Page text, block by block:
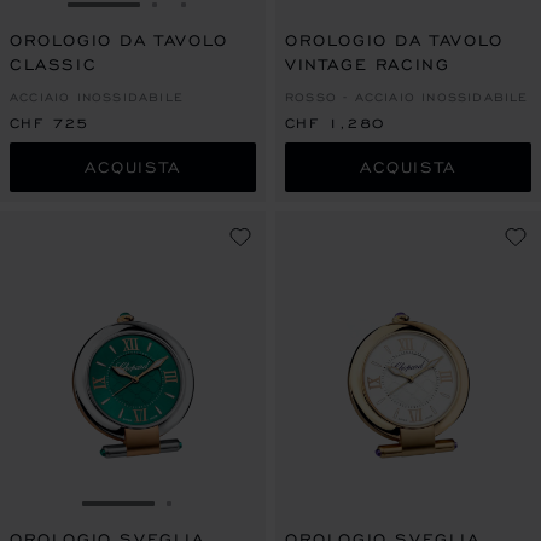
VAI ALLA SLIDE 1
OROLOGIO DA TAVOLO
CLASSIC
ACCIAIO INOSSIDABILE
CHF 725
ACQUISTA
OROLOGIO DA TAVOLO
VINTAGE RACING
ROSSO - ACCIAIO INOSSIDABILE
CHF 1,280
ACQUISTA
VAI ALLA SLIDE 1